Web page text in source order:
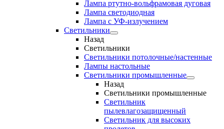
Лампа ртутно-вольфрамовая дуговая
Лампа светодиодная
Лампа с УФ-излучением
Светильники
Назад
Светильники
Светильники потолочные/настенные
Лампы настольные
Светильники промышленные
Назад
Светильники промышленные
Светильник
пылевлагозащищенный
Светильник для высоких